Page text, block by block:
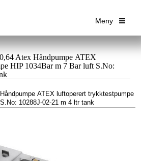
Meny
Atex Håndpumpe ATEX
HIP 1034Bar m 7 Bar luft S.No:
ATEX luftoperert trykktestpumpe
10288J-02-21 m 4 ltr tank